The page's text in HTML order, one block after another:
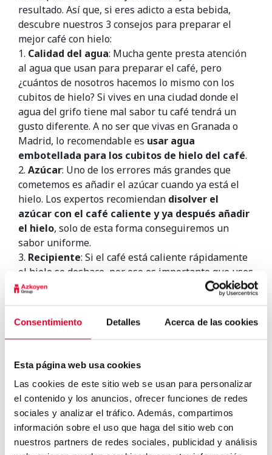
Consentimiento Detalles Acerca de las cookies
Esta página web usa cookies
Las cookies de este sitio web se usan para personalizar
el contenido y los anuncios, ofrecer funciones de redes
sociales y analizar el tráfico. Además, compartimos
información sobre el uso que haga del sitio web con
nuestros partners de redes sociales, publicidad y análisis
resultado. Así que, si eres adicto a esta bebida,
descubre nuestros 3 consejos para preparar el
mejor café con hielo:
1. Calidad del agua: Mucha gente presta atención
al agua que usan para preparar el café, pero
¿cuántos de nosotros hacemos lo mismo con los
cubitos de hielo? Si vives en una ciudad donde el
agua del grifo tiene mal sabor tu café tendrá un
gusto diferente. A no ser que vivas en Granada o
Madrid, lo recomendable es usar agua
embotellada para los cubitos de hielo del café.
2. Azúcar: Uno de los errores más grandes que
cometemos es añadir el azúcar cuando ya está el
hielo. Los expertos recomiendan disolver el
azúcar con el café caliente y ya después añadir
el hielo, solo de esta forma conseguiremos un
sabor uniforme.
3. Recipiente: Si el café está caliente rápidamente
el hielo se deshace, por eso es importante que uses
tazas o vasos especiales. Hay vasos de plástico con
tapa que mantienen el frío y van muy bien para
esta bebida.
Y a ti, ¿te gusta tomar elcafé con hieloen verano
El sector del café debe hacer
cambios...